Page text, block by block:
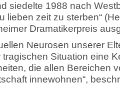
siedelte 1988 nach
lieben zeit zu sterben“
Dramatikerpreis
Neurosen unserer
tragischen Situation eine
die allen Bereichen
innewohnen“,